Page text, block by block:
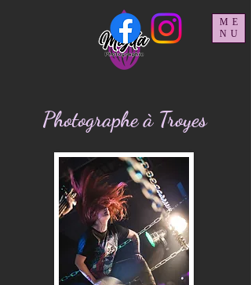
ME
NU
Photographe à Troyes